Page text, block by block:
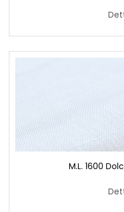
M.L. 1600